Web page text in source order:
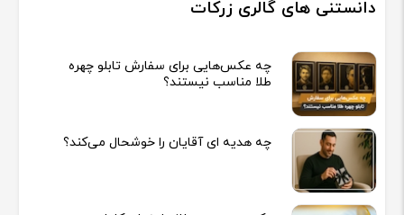
دانستنی های گالری زرکات
چه عکس‌هایی برای سفارش تابلو چهره
طلا مناسب نیستند؟
چه هدیه‌ ای آقایان را خوشحال می‌کند؟